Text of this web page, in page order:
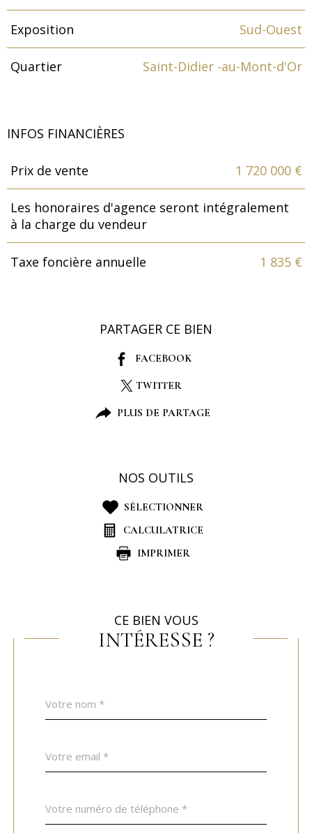
Exposition Sud-Ouest
Quartier Saint-Didier -au-Mont-d'Or
INFOS FINANCIÈRES
Caractéristiques
Prix de vente 1 720 000 €
Les honoraires d'agence seront intégralement
à la charge du vendeur
Taxe foncière annuelle 1 835 €
PARTAGER CE BIEN
FACEBOOK
TWITTER
PLUS DE PARTAGE
NOS OUTILS
SÉLECTIONNER
CALCULATRICE
IMPRIMER
CE BIEN VOUS
INTÉRESSE ?
par
*
*
*